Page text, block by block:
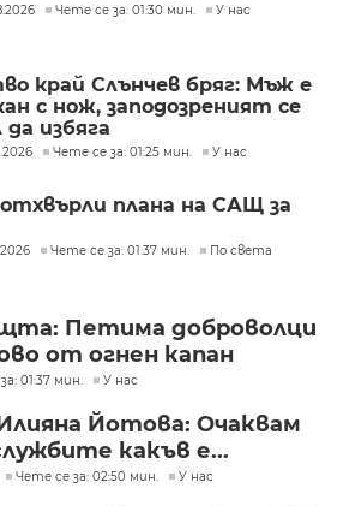
Чете се за: 01:30 мин. У нас
край Слънчев бряг: Мъж е
с нож, заподозреният се
избяга
Чете се за: 01:25 мин. У нас
отхвърли плана на САЩ за
Чете се за: 01:37 мин. По света
Петима доброволци
от огнен капан
01:37 мин. У нас
Йотова: Очаквам
какъв е...
Чете се за: 02:50 мин. У нас